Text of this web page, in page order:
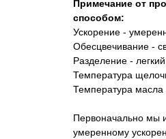
Примечание от
способом:
Ускорение -
Обесцвечивание -
Разделение - легкий
Температура
Температура масла
Первоначально мы
умеренному